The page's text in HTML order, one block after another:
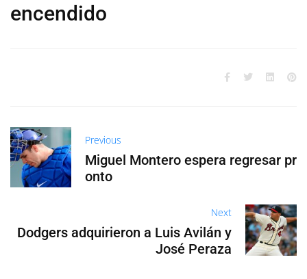
encendido
Previous
Miguel Montero espera regresar pr
onto
Next
Dodgers adquirieron a Luis Avilán y
José Peraza